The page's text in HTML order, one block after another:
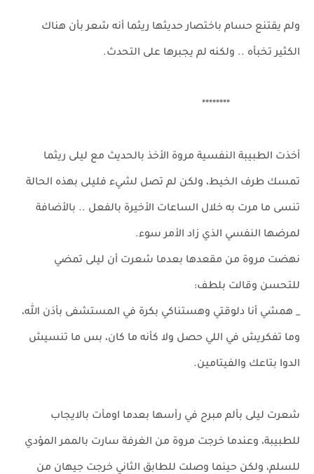
ولم يقتنع حسام باختصار حديثها ريثما أنه شعر بأن هناك
الكثير تخبأه .. ولكنه لم يجبرها على التحدث.
********
أخذت الطبيبة النفسية مروة الأخذ بالحديث مع ليلى ريثما
تمسك طرف الخيط، ولكن لم تصل لشيء فليلى بهذه الحالة
تنسى ما مرت به خلال الساعات الأخيرة بالفعل .. بالأضافة
لمرضها النفسي الذي زاد الأمر سوء.
نهضت مروة من مقعدها بعدما شعرت أن ليلى تمضي
للتحسن وقالت بلطف:
_ همشي أنا دلوقتي وهستناكي بكرة في المستشفى بأذن الله،
وما تفكريش في اللي حصل ولا كأنه ما كان، بس ما تنسيش
الدوا بتاعك والفيتامين.
شعرت ليلى بألم مبرح في رأسها بعدما اومأت بالايجاب
للطبيبة، وعندما خرجت مروة من الغرفة سارت بالممر المؤدي
للسلم، ولكن حينما وصلت للطابق الثاني خرجت جيهان من